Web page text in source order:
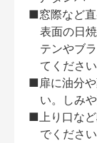
■窓際など直
表面の日
テンやブ
てください
■扉に油分や
い。しみ
■上り口な
でくださ